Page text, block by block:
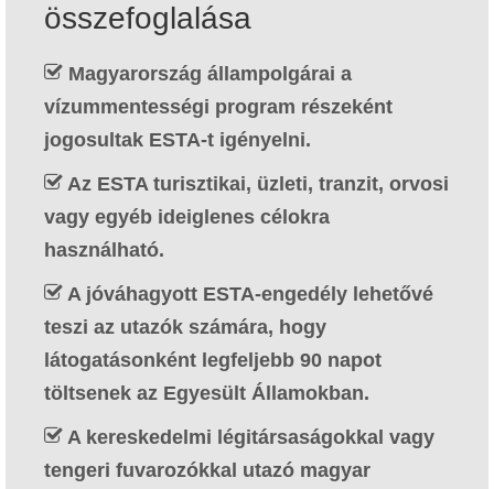
Nederlands(Holland
English(Angol)
Eesti(észt)
Deutsch
Ελληνικά(Görög)
עברית(Héber)
Italiano( Olasz)
日本語 ( Japán )
한국어(Koreai)
összefoglalása
Magyarország állampolgárai a
vízummentességi program részeként
jogosultak ESTA-t igényelni.
Az ESTA turisztikai, üzleti, tranzit, orvosi
vagy egyéb ideiglenes célokra
használható.
A jóváhagyott ESTA-engedély lehetővé
teszi az utazók számára, hogy
látogatásonként legfeljebb 90 napot
töltsenek az Egyesült Államokban.
A kereskedelmi légitársaságokkal vagy
tengeri fuvarozókkal utazó magyar